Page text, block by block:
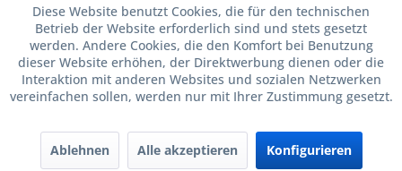
Diese Website benutzt Cookies, die für den technischen
Betrieb der Website erforderlich sind und stets gesetzt
werden. Andere Cookies, die den Komfort bei Benutzung
dieser Website erhöhen, der Direktwerbung dienen oder die
Interaktion mit anderen Websites und sozialen Netzwerken
vereinfachen sollen, werden nur mit Ihrer Zustimmung gesetzt.
Ablehnen Alle akzeptieren Konfigurieren